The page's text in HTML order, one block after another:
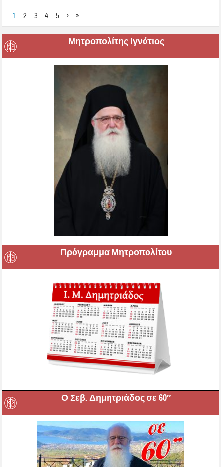
1 2 3 4 5 › »
Μητροπολίτης Ιγνάτιος
Πρόγραμμα Μητροπολίτου
Ο Σεβ. Δημητριάδος σε 60″